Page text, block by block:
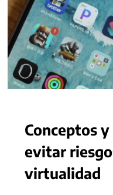
Conceptos
evitar
virtualidad